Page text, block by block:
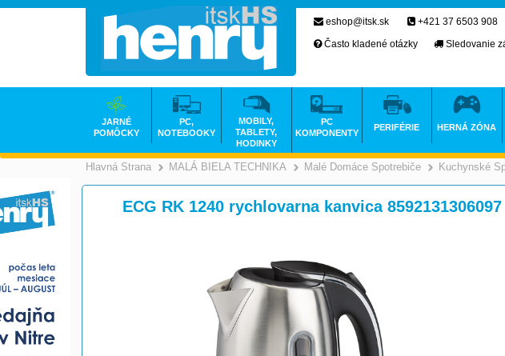
Hlavná Strana >
MALÁ BIELA TECHNIKA >
Malé Domáce Spotrebiče >
Kuchynské
ECG RK 1240 rychlovarna kanvica 8592131306097
eshop@itsk.sk +421 37 6503 908
Často kladené otázky
Sledovanie
JARNÉ
POMÔCKY
PC,
NOTEBOOKY
MOBILY,
TABLETY,
HODINKY
PC
KOMPONENTY
PERIFÉRIE HERNÁ ZÓNA